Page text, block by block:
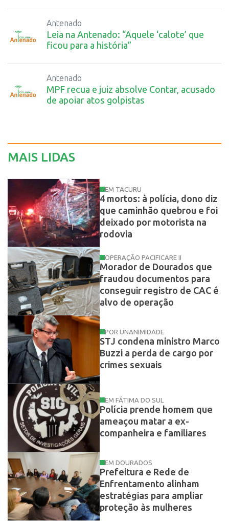
Antenado
Leia na Antenado: “Aquele ‘calote’ que
ficou para a história”
Antenado
MPF recua e juiz absolve Contar, acusado
de apoiar atos golpistas
MAIS LIDAS
EM TACURU
4 mortos: à polícia, dono diz
que caminhão quebrou e foi
deixado por motorista na
rodovia
OPERAÇÃO PACIFICARE II
Morador de Dourados que
fraudou documentos para
conseguir registro de CAC é
alvo de operação
POR UNANIMIDADE
STJ condena ministro Marco
Buzzi a perda de cargo por
crimes sexuais
EM FÁTIMA DO SUL
Polícia prende homem que
ameaçou matar a ex-
companheira e familiares
EM DOURADOS
Prefeitura e Rede de
Enfrentamento alinham
estratégias para ampliar
proteção às mulheres